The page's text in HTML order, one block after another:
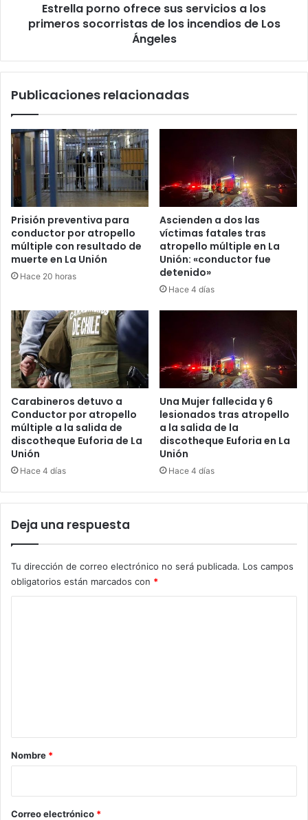
Los
Estrella porno ofrece sus servicios a los
primeros socorristas de los incendios de Los
Ángeles
Publicaciones relacionadas
Prisión preventiva para
conductor por atropello
múltiple con resultado de
muerte en La Unión
Hace 20 horas
Ascienden a dos las
víctimas fatales tras
atropello múltiple en La
Unión: «conductor fue
detenido»
Hace 4 días
Carabineros detuvo a
Conductor por atropello
múltiple a la salida de
discotheque Euforia de La
Unión
Hace 4 días
Una Mujer fallecida y 6
lesionados tras atropello
a la salida de la
discotheque Euforia en La
Unión
Hace 4 días
Deja una respuesta
Tu dirección de correo electrónico no será publicada. Los campos
obligatorios están marcados con *
r
*
Nombre *
Correo electrónico *